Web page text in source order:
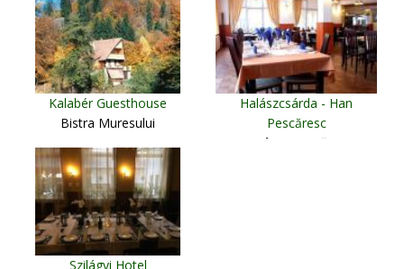
Kalabér Guesthouse
Bistra Muresului
Halászcsárda - Han
Pescăresc
Câmpu Cetătii
Szilágyi Hotel